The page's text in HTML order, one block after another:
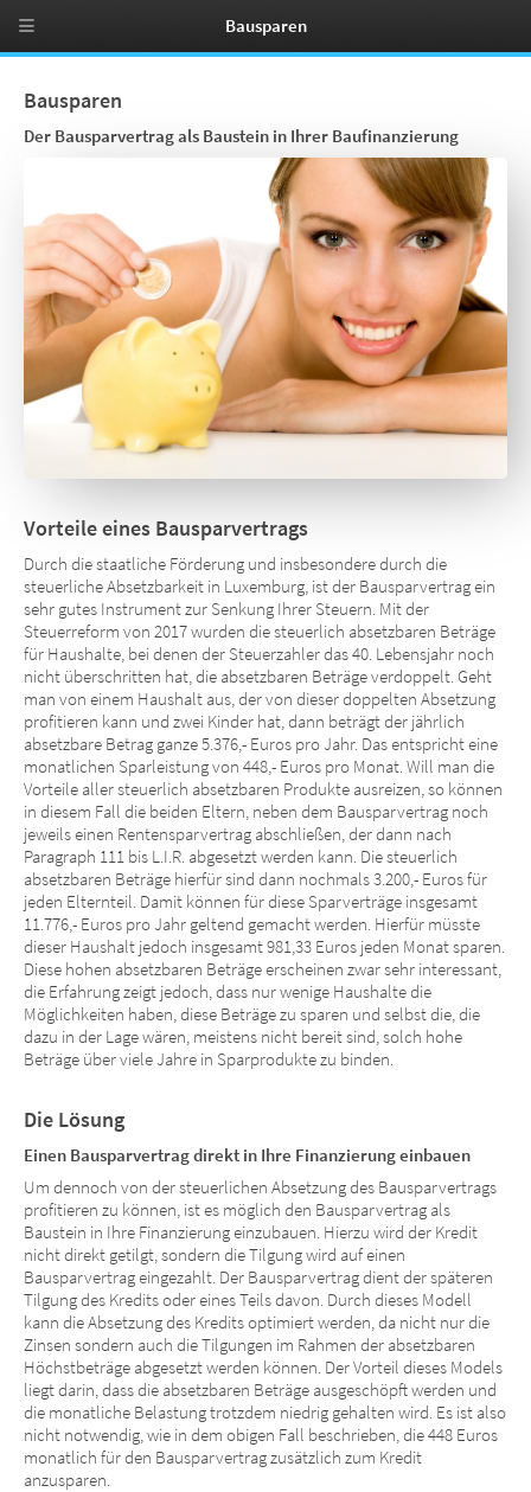
Bausparen
Der Bausparvertrag als Baustein in Ihrer Baufinanzierung
Vorteile eines Bausparvertrags
Durch die staatliche Förderung und insbesondere durch die
steuerliche Absetzbarkeit in Luxemburg, ist der Bausparvertrag ein
sehr gutes Instrument zur Senkung Ihrer Steuern. Mit der
Steuerreform von 2017 wurden die steuerlich absetzbaren Beträge
für Haushalte, bei denen der Steuerzahler das 40. Lebensjahr noch
nicht überschritten hat, die absetzbaren Beträge verdoppelt. Geht
man von einem Haushalt aus, der von dieser doppelten Absetzung
profitieren kann und zwei Kinder hat, dann beträgt der jährlich
absetzbare Betrag ganze 5.376,- Euros pro Jahr. Das entspricht eine
monatlichen Sparleistung von 448,- Euros pro Monat. Will man die
Vorteile aller steuerlich absetzbaren Produkte ausreizen, so können
in diesem Fall die beiden Eltern, neben dem Bausparvertrag noch
jeweils einen Rentensparvertrag abschließen, der dann nach
Paragraph 111 bis L.I.R. abgesetzt werden kann. Die steuerlich
absetzbaren Beträge hierfür sind dann nochmals 3.200,- Euros für
jeden Elternteil. Damit können für diese Sparverträge insgesamt
11.776,- Euros pro Jahr geltend gemacht werden. Hierfür müsste
dieser Haushalt jedoch insgesamt 981,33 Euros jeden Monat sparen.
Diese hohen absetzbaren Beträge erscheinen zwar sehr interessant,
die Erfahrung zeigt jedoch, dass nur wenige Haushalte die
Möglichkeiten haben, diese Beträge zu sparen und selbst die, die
dazu in der Lage wären, meistens nicht bereit sind, solch hohe
Beträge über viele Jahre in Sparprodukte zu binden.
Die Lösung
Einen Bausparvertrag direkt in Ihre Finanzierung einbauen
Um dennoch von der steuerlichen Absetzung des Bausparvertrags
profitieren zu können, ist es möglich den Bausparvertrag als
Baustein in Ihre Finanzierung einzubauen. Hierzu wird der Kredit
nicht direkt getilgt, sondern die Tilgung wird auf einen
Bausparvertrag eingezahlt. Der Bausparvertrag dient der späteren
Tilgung des Kredits oder eines Teils davon. Durch dieses Modell
kann die Absetzung des Kredits optimiert werden, da nicht nur die
Zinsen sondern auch die Tilgungen im Rahmen der absetzbaren
Höchstbeträge abgesetzt werden können. Der Vorteil dieses Models
liegt darin, dass die absetzbaren Beträge ausgeschöpft werden und
die monatliche Belastung trotzdem niedrig gehalten wird. Es ist also
nicht notwendig, wie in dem obigen Fall beschrieben, die 448 Euros
monatlich für den Bausparvertrag zusätzlich zum Kredit
anzusparen.
Bausparen